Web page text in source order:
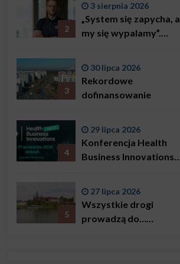
2
3 sierpnia 2026
„System się zapycha, a
my się wypalamy”.
Bączkowski, mówi
wprost: problemem są
3
30 lipca 2026
Rekordowe
dofinansowanie
4
29 lipca 2026
Konferencja Health
Business Innovations
5
27 lipca 2026
Wszystkie drogi
prowadzą do…